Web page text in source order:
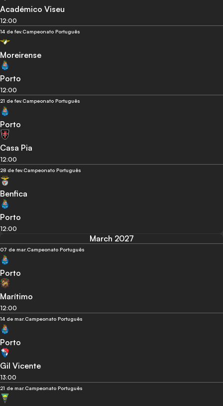
Académico Viseu
12:00
14 de fev.Campeonato Português
Moreirense
Porto
12:00
21 de fev.Campeonato Português
Porto
Casa Pia
12:00
28 de fev.Campeonato Português
Benfica
Porto
12:00
March 2027
07 de mar.Campeonato Português
Porto
Marítimo
12:00
14 de mar.Campeonato Português
Porto
Gil Vicente
13:00
21 de mar.Campeonato Português